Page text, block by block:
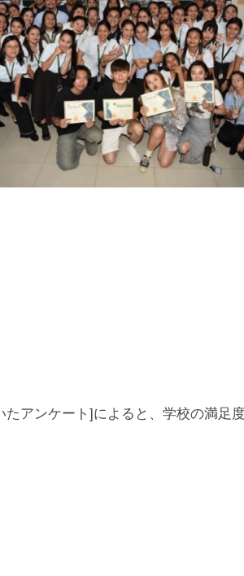
たアンケート]によると、学校の満足